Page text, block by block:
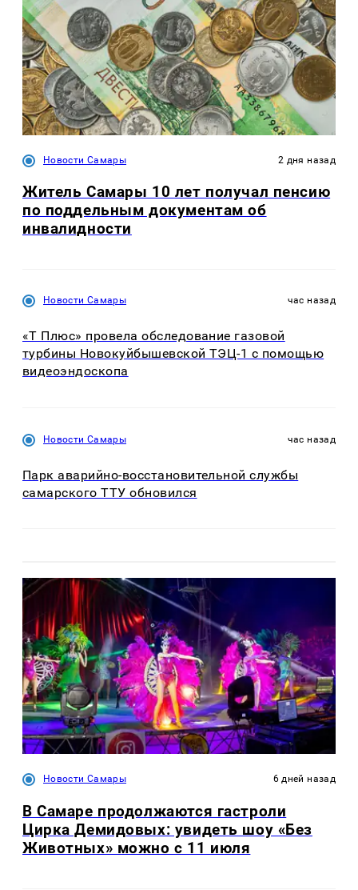
Новости Самары 2 дня назад
Житель Самары 10 лет получал пенсию
по поддельным документам об
инвалидности
Новости Самары час назад
«Т Плюс» провела обследование газовой
турбины Новокуйбышевской ТЭЦ-1 с помощью
видеоэндоскопа
Новости Самары час назад
Парк аварийно-восстановительной службы
самарского ТТУ обновился
Новости Самары 6 дней назад
В Самаре продолжаются гастроли
Цирка Демидовых: увидеть шоу «Без
Животных» можно с 11 июля